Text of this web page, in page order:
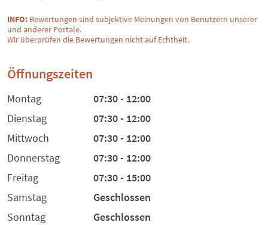
INFO: Bewertungen sind subjektive Meinungen von Benutzern unserer
und anderer Portale.
Wir überprüfen die Bewertungen nicht auf Echtheit.
Öffnungszeiten
Montag
07:30 - 12:00
Dienstag
07:30 - 12:00
Mittwoch
07:30 - 12:00
Donnerstag
07:30 - 12:00
Freitag
07:30 - 15:00
Samstag
Geschlossen
Sonntag
Geschlossen